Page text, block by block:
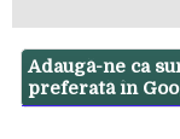
Adaugă-ne ca
preferată în